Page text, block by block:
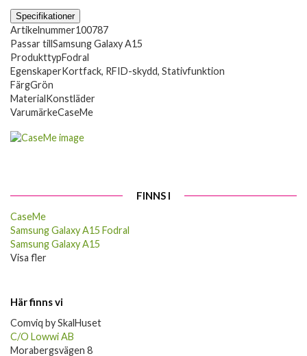
Specifikationer
Artikelnummer100787
Passar tillSamsung Galaxy A15
ProdukttypFodral
EgenskaperKortfack, RFID-skydd, Stativfunktion
FärgGrön
MaterialKonstläder
VarumärkeCaseMe
FINNS I
CaseMe
Samsung Galaxy A15 Fodral
Samsung Galaxy A15
Visa fler
Här finns vi
Comviq by SkalHuset
C/O Lowwi AB
Morabergsvägen 8